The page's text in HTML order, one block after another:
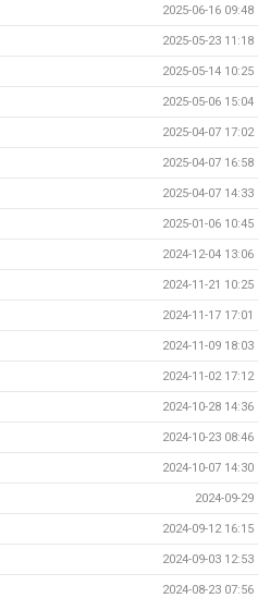
2025-06-16 09:48
2025-05-23 11:18
2025-05-14 10:25
2025-05-06 15:04
2025-04-07 17:02
2025-04-07 16:58
2025-04-07 14:33
2025-01-06 10:45
2024-12-04 13:06
2024-11-21 10:25
2024-11-17 17:01
2024-11-09 18:03
2024-11-02 17:12
2024-10-28 14:36
2024-10-23 08:46
2024-10-07 14:30
2024-09-29
2024-09-12 16:15
2024-09-03 12:53
2024-08-23 07:56